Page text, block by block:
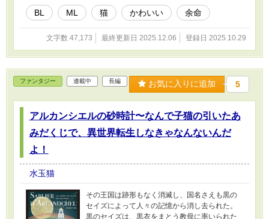
BL ML 猫 かわいい 余命
文字数 47,173 最終更新日 2025.12.06 登録日 2025.10.29
ファンタジー 連載中 長編 お気に入りに追加 5
アルカンシエルの砂時計〜なんで子猫の引いたあ
みだくじで、異世界転生しなきゃなんないんだ
よ！
水玉猫
その王国は跡形もなく消滅し、国名さえも黒の
セイズによって人々の記憶から消し去られた。
黒のセイズは、黒衣をまとう教母に率いられた